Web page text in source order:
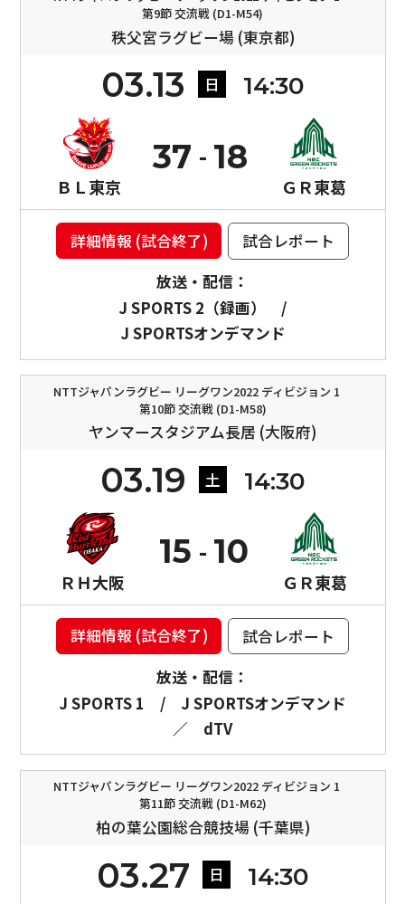
第9節 交流戦 (D1-M54)
秩父宮ラグビー場 (東京都)
03.13 日 14:30
ＢＬ東京
37
ＧＲ東葛
18
詳細情報 (試合終了)
試合レポート
放送・配信：
J SPORTS 2（録画）
/
J SPORTSオンデマンド
NTTジャパンラグビー リーグワン2022 ディビジョン 1
第10節 交流戦 (D1-M58)
ヤンマースタジアム長居 (大阪府)
03.19 土 14:30
ＲＨ大阪
15
ＧＲ東葛
10
詳細情報 (試合終了)
試合レポート
放送・配信：
J SPORTS 1
/
J SPORTSオンデマンド
／
dTV
NTTジャパンラグビー リーグワン2022 ディビジョン 1
第11節 交流戦 (D1-M62)
柏の葉公園総合競技場 (千葉県)
03.27 日 14:30